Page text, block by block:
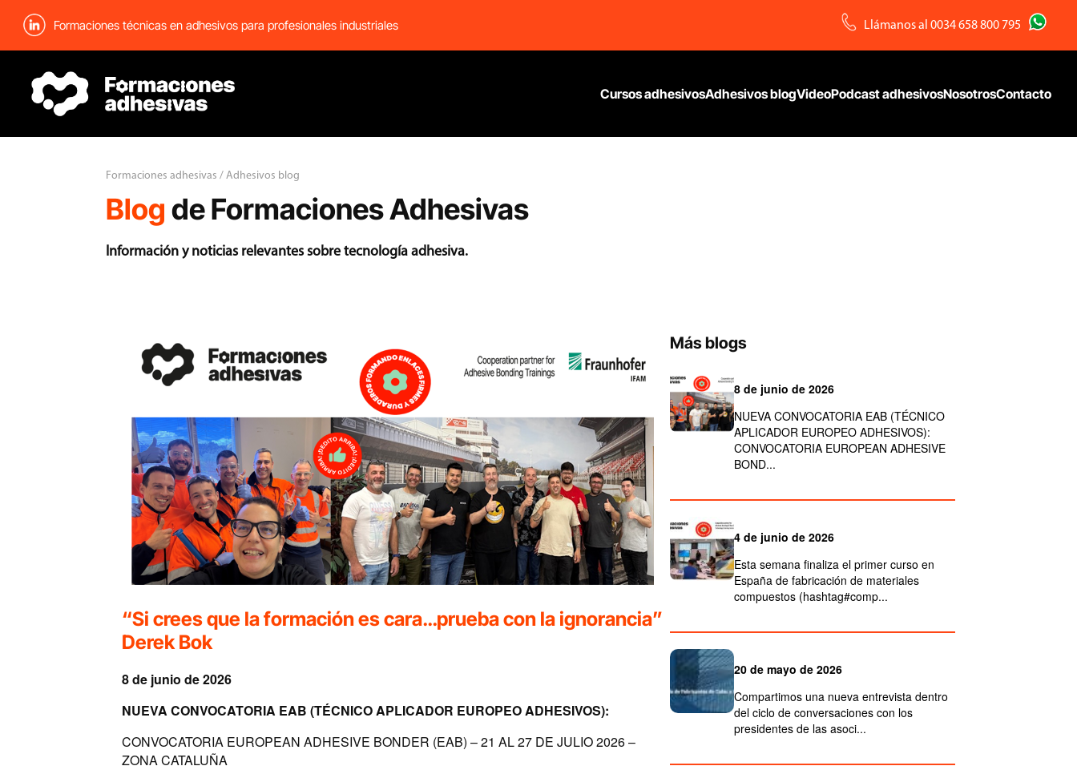
Formaciones técnicas en adhesivos para profesionales industriales Llámanos al0034 658 800 795
Cursos adhesivosAdhesivos blogVideoPodcast adhesivosNosotrosContacto
Formaciones adhesivas / Adhesivos blog
Blog de Formaciones Adhesivas
Información y noticias relevantes sobre tecnología adhesiva.
“Si crees que la formación es cara…prueba con la ignorancia”
Derek Bok
8 de junio de 2026
NUEVA CONVOCATORIA EAB (TÉCNICO APLICADOR EUROPEO ADHESIVOS):
CONVOCATORIA EUROPEAN ADHESIVE BONDER (EAB) – 21 AL 27 DE JULIO 2026 –
ZONA CATALUÑA
Más blogs
8 de junio de 2026
NUEVA CONVOCATORIA EAB (TÉCNICO
APLICADOR EUROPEO ADHESIVOS):
CONVOCATORIA EUROPEAN ADHESIVE
BOND...
4 de junio de 2026
Esta semana finaliza el primer curso en
España de fabricación de materiales
compuestos (hashtag#comp...
20 de mayo de 2026
Compartimos una nueva entrevista dentro
del ciclo de conversaciones con los
presidentes de las asoci...